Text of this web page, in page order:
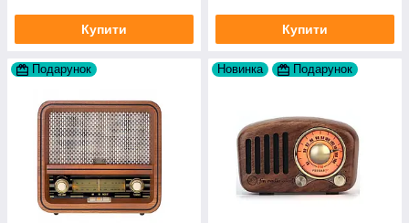
Купити Купити
Подарунок Новинка Подарунок